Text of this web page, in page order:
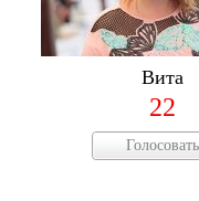
Вита
22
Голосовать